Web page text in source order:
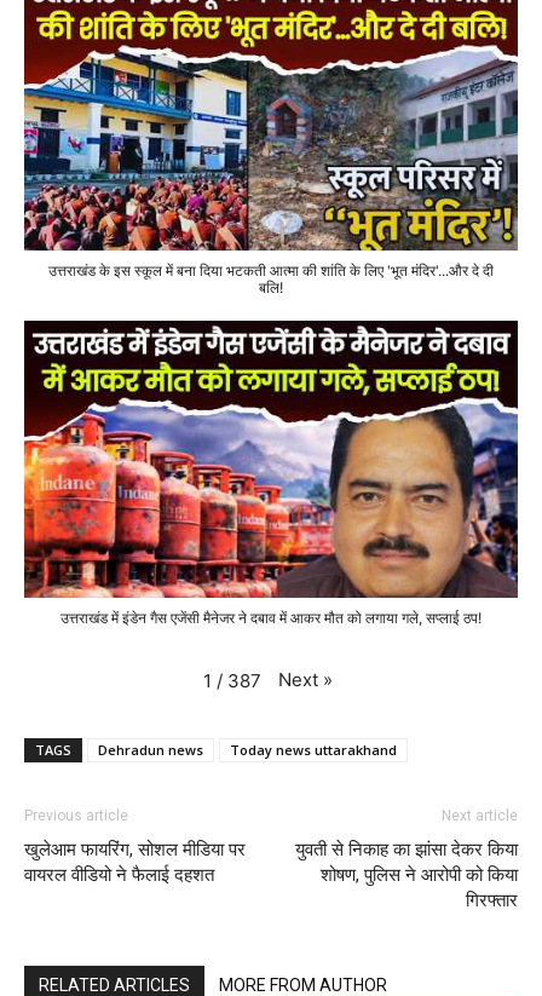
उत्तराखंड के इस स्कूल में बना दिया भटकती आत्मा की शांति के लिए 'भूत मंदिर'...और दे दी
बलि!
उत्तराखंड में इंडेन गैस एजेंसी मैनेजर ने दबाव में आकर मौत को लगाया गले, सप्लाई ठप!
1 / 387 Next »
TAGS Dehradun news Today news uttarakhand
Previous article
खुलेआम फायरिंग, सोशल मीडिया पर
वायरल वीडियो ने फैलाई दहशत
Next article
युवती से निकाह का झांसा देकर किया
शोषण, पुलिस ने आरोपी को किया
गिरफ्तार
RELATED ARTICLES MORE FROM AUTHOR